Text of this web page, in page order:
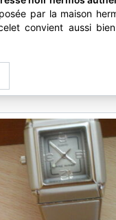
par la maison
convient aussi